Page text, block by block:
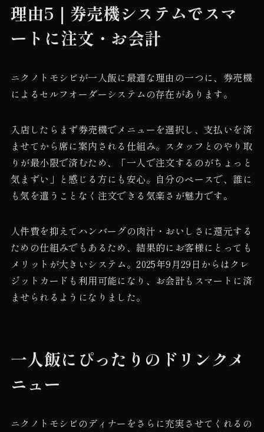
理由5｜券売機システムでスマ
ートに注文・お会計
ニクノトモシビが一人飯に最適な理由の一つに、券売機
によるセルフオーダーシステムの存在があります。
入店したらまず券売機でメニューを選択し、支払いを済
ませてから席に案内される仕組み。スタッフとのやり取
りが最小限で済むため、「一人で注文するのがちょっと
気まずい」と感じる方にも安心。自分のペースで、誰に
も気を遣うことなく注文できる気楽さが魅力です。
人件費を抑えてハンバーグの肉汁・おいしさに還元する
ための仕組みでもあるため、結果的にお客様にとっても
メリットが大きいシステム。2025年9月29日からはクレ
ジットカードも利用可能になり、お会計もスマートに済
ませられるようになりました。
一人飯にぴったりのドリンクメ
ニュー
ニクノトモシビのディナーをさらに充実させてくれるの